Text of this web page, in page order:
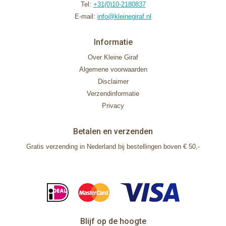
Tel: +31(0)10-2180837
E-mail: info@kleinegiraf.nl
Informatie
Over Kleine Giraf
Algemene voorwaarden
Disclaimer
Verzendinformatie
Privacy
Betalen en verzenden
Gratis verzending in Nederland bij bestellingen boven € 50,-
Blijf op de hoogte